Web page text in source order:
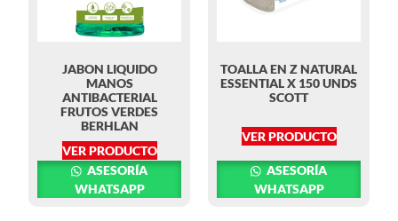
JABON LIQUIDO
MANOS
ANTIBACTERIAL
FRUTOS VERDES
BERHLAN
VER PRODUCTO
ASESORÍA
WHATSAPP
TOALLA EN Z NATURAL
ESSENTIAL X 150 UNDS
SCOTT
VER PRODUCTO
ASESORÍA
WHATSAPP